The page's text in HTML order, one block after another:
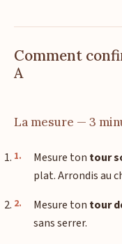
Comment
A
La mesure — 3
Mesure ton tour
plat. Arrondis au
Mesure ton tour
sans serrer.